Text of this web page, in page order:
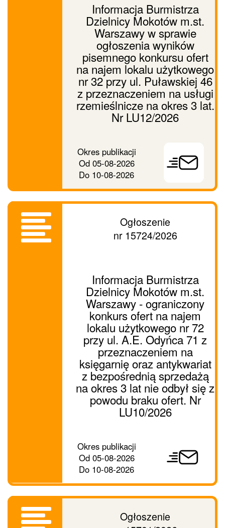
Informacja Burmistrza
Dzielnicy Mokotów m.st.
Warszawy w sprawie
ogłoszenia wyników
pisemnego konkursu ofert
na najem lokalu użytkowego
nr 32 przy ul. Puławskiej 46
z przeznaczeniem na usługi
rzemieślnicze na okres 3 lat.
Nr LU12/2026
Okres publikacji
Od05-08-2026
Do 10-08-2026
ogłoszenie
dalej
Ogłoszenie
nr 15724/2026
Informacja Burmistrza
Dzielnicy Mokotów m.st.
Warszawy - ograniczony
konkurs ofert na najem
lokalu użytkowego nr 72
przy ul. A.E. Odyńca 71 z
przeznaczeniem na
księgarnię oraz antykwariat
z bezpośrednią sprzedażą
na okres 3 lat nie odbył się z
powodu braku ofert. Nr
LU10/2026
Okres publikacji
Od05-08-2026
Do 10-08-2026
ogłoszenie
dalej
Ogłoszenie